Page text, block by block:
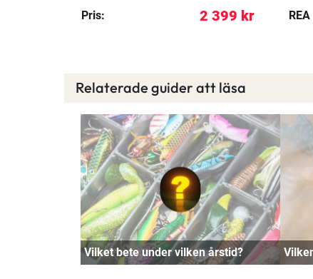
Pris: 2 399 kr
Relaterade guider att läsa
Vilket bete under vilken årstid?